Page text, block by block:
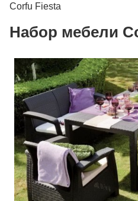
Corfu Fiesta
Набор мебели